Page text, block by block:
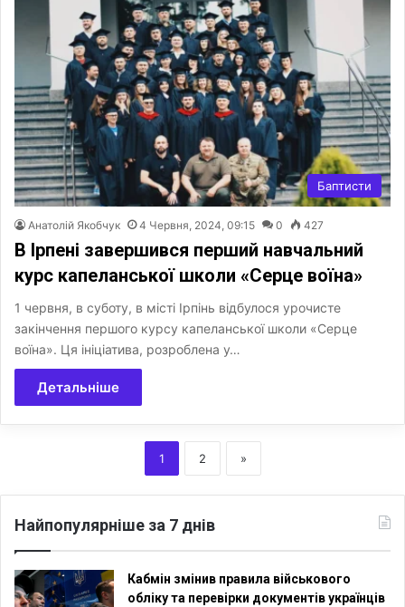
Баптисти
Анатолій Якобчук 4 Червня, 2024, 09:15 0 427
В Ірпені завершився перший навчальний
курс капеланської школи «Серце воїна»
1 червня, в суботу, в місті Ірпінь відбулося урочисте
закінчення першого курсу капеланської школи «Серце
воїна». Ця ініціатива, розроблена у…
Детальніше
1 2 »
Найпопулярніше за 7 днів
Кабмін змінив правила військового
обліку та перевірки документів українців